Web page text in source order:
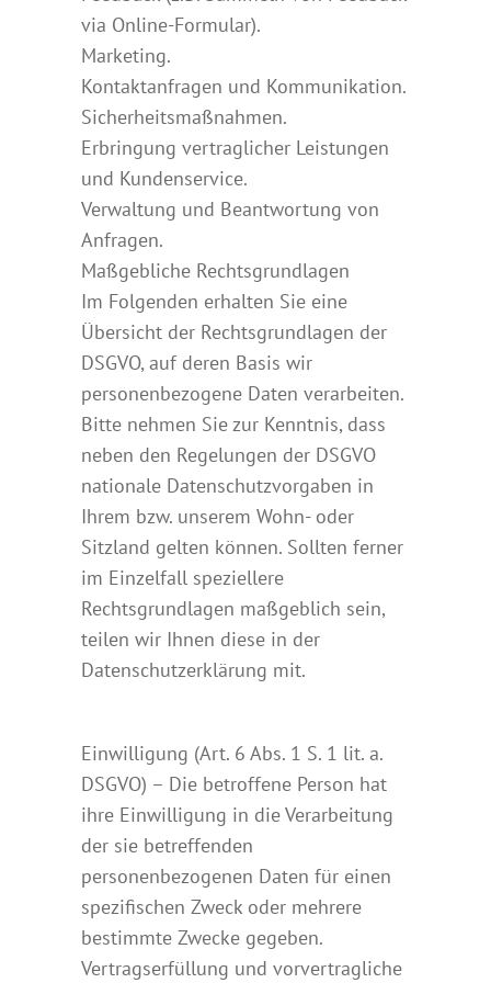
via Online-Formular).
Marketing.
Kontaktanfragen und Kommunikation.
Sicherheitsmaßnahmen.
Erbringung vertraglicher Leistungen
und Kundenservice.
Verwaltung und Beantwortung von
Anfragen.
Maßgebliche Rechtsgrundlagen
Im Folgenden erhalten Sie eine
Übersicht der Rechtsgrundlagen der
DSGVO, auf deren Basis wir
personenbezogene Daten verarbeiten.
Bitte nehmen Sie zur Kenntnis, dass
neben den Regelungen der DSGVO
nationale Datenschutzvorgaben in
Ihrem bzw. unserem Wohn- oder
Sitzland gelten können. Sollten ferner
im Einzelfall speziellere
Rechtsgrundlagen maßgeblich sein,
teilen wir Ihnen diese in der
Datenschutzerklärung mit.
Einwilligung (Art. 6 Abs. 1 S. 1 lit. a.
DSGVO) – Die betroffene Person hat
ihre Einwilligung in die Verarbeitung
der sie betreffenden
personenbezogenen Daten für einen
spezifischen Zweck oder mehrere
bestimmte Zwecke gegeben.
Vertragserfüllung und vorvertragliche